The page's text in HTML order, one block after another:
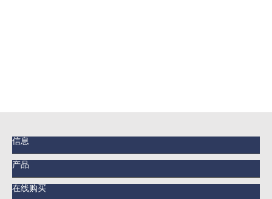
信息
产品
在线购买